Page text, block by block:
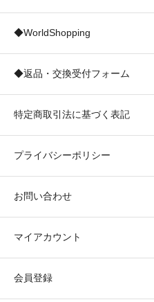
◆WorldShopping
◆返品・交換受付フォーム
特定商取引法に基づく表記
プライバシーポリシー
お問い合わせ
マイアカウント
会員登録